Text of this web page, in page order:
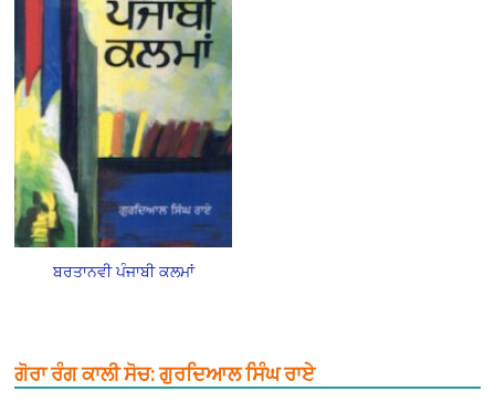
ਬਰਤਾਨਵੀ ਪੰਜਾਬੀ ਕਲਮਾਂ
ਗੋਰਾ ਰੰਗ ਕਾਲੀ ਸੋਚ: ਗੁਰਦਿਆਲ ਸਿੰਘ ਰਾਏ